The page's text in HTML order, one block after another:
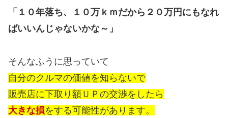
「１０年落ち、１０万ｋｍだから２０万円にもなれ
ばいいんじゃないかな～」
そんなふうに思っていて
自分のクルマの価値を知らないで
販売店に下取り額ＵＰの交渉をしたら
大きな損をする可能性があります。